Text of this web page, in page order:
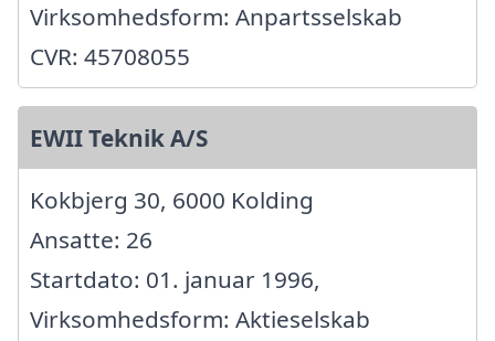
Virksomhedsform: Anpartsselskab
CVR: 45708055
EWII Teknik A/S
Kokbjerg 30, 6000 Kolding
Ansatte: 26
Startdato: 01. januar 1996,
Virksomhedsform: Aktieselskab